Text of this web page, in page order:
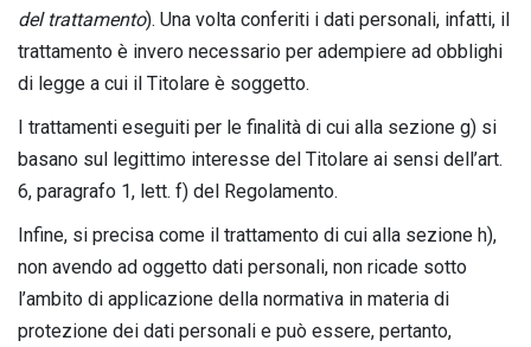
del trattamento). Una volta conferiti i dati personali, infatti, il
trattamento è invero necessario per adempiere ad obblighi
di legge a cui il Titolare è soggetto.
I trattamenti eseguiti per le finalità di cui alla sezione g) si
basano sul legittimo interesse del Titolare ai sensi dell’art.
6, paragrafo 1, lett. f) del Regolamento.
Infine, si precisa come il trattamento di cui alla sezione h),
non avendo ad oggetto dati personali, non ricade sotto
l’ambito di applicazione della normativa in materia di
protezione dei dati personali e può essere, pertanto,